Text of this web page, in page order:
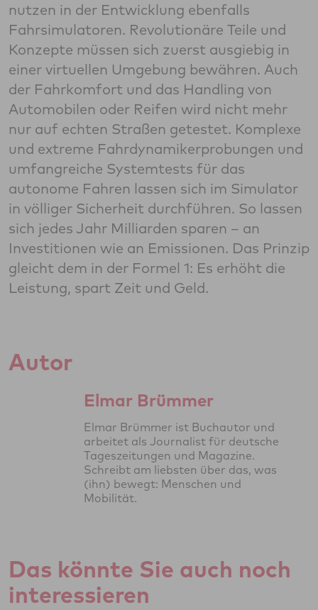
nutzen in der Entwicklung ebenfalls
Fahrsimulatoren. Revolutionäre Teile und
Konzepte müssen sich zuerst ausgiebig in
einer virtuellen Umgebung bewähren. Auch
der Fahrkomfort und das Handling von
Automobilen oder Reifen wird nicht mehr
nur auf echten Straßen getestet. Komplexe
und extreme Fahrdynamikerprobungen und
umfangreiche Systemtests für das
autonome Fahren lassen sich im Simulator
in völliger Sicherheit durchführen. So lassen
sich jedes Jahr Milliarden sparen – an
Investitionen wie an Emissionen. Das Prinzip
gleicht dem in der Formel 1: Es erhöht die
Leistung, spart Zeit und Geld.
Autor
Elmar Brümmer
Elmar Brümmer ist Buchautor und
arbeitet als Journalist für deutsche
Tageszeitungen und Magazine.
Schreibt am liebsten über das, was
(ihn) bewegt: Menschen und
Mobilität.
Das könnte Sie auch noch
interessieren